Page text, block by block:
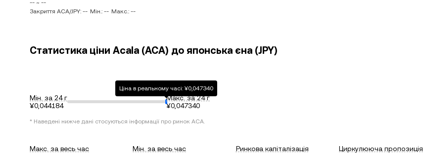
-- ~ --
Закриття ACA/JPY: -- Мін.: -- Макс.: --
Статистика ціни Acala (ACA) до японська єна (JPY)
Мін. за 24 г
¥0,044184
Ціна в реальному часі: ¥0,047340
Макс. за 24 г
¥0,047340
* Наведені нижче дані стосуються інформації про ринок ACA.
Макс. за весь час
Мін. за весь час
Ринкова капіталізація
Циркулююча пропозиція